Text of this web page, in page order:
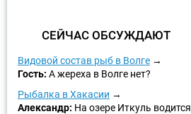
СЕЙЧАС ОБСУЖДАЮТ
Видовой состав рыб в Волге
Гость: А жереха в Волге нет?
Рыбалка в Хакасии
Александр: На озере Иткуль водится